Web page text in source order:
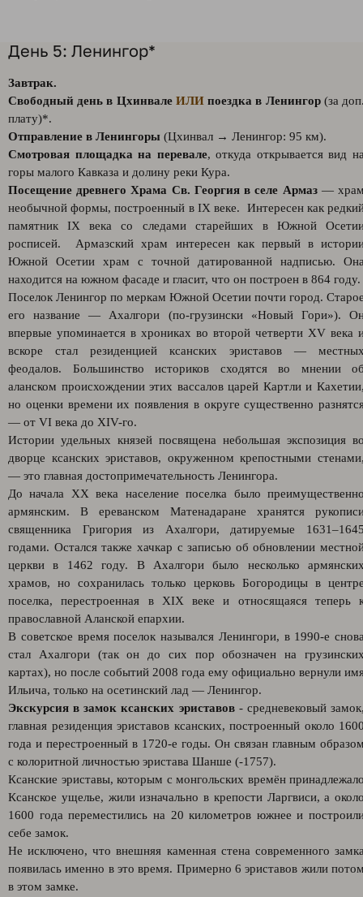
День 5: Ленингор*
Завтрак.
Свободный день в Цхинвале ИЛИпоездка в Ленингор(за
плату)*.
Отправление в Ленингоры (Цхинвал → Ленингор: 95 км).
Смотровая площадка на перевале, откуда открывается вид
горы малого Кавказа и долину реки Кура.
Посещение древнего Храма Св. Георгия в селе Армаз—
необычной формы, построенный в IX веке. Интересен как
памятник IX века со следами старейших в Южной
росписей. Армазский храм интересен как первый в
Южной Осетии храм с точной датированной надписью.
находится на южном фасаде и гласит, что он построен в 864 году.
Поселок Ленингор по меркам Южной Осетии почти город.
его название — Ахалгори (по-грузински «Новый Гори»).
впервые упоминается в хрониках во второй четверти XV века
вскоре стал резиденцией ксанских эриставов —
феодалов. Большинство историков сходятся во мнении
аланском происхождении этих вассалов царей Картли и
но оценки времени их появления в округе существенно
— от VI века до XIV-го.
Истории удельных князей посвящена небольшая экспозиция
дворце ксанских эриставов, окруженном крепостными
— это главная достопримечательность Ленингора.
До начала XX века население поселка было
армянским. В ереванском Матенадаране хранятся
священника Григория из Ахалгори, датируемые
годами. Остался также хачкар с записью об обновлении
церкви в 1462 году. В Ахалгори было несколько
храмов, но сохранилась только церковь Богородицы в
поселка, перестроенная в XIX веке и относящаяся теперь
православной Аланской епархии.
В советское время поселок назывался Ленингори, в 1990-е
стал Ахалгори (так он до сих пор обозначен на
картах), но после событий 2008 года ему официально вернули
Ильича, только на осетинский лад — Ленингор.
Экскурсия в замок ксанских эриставов- средневековый
главная резиденция эриставов ксанских, построенный около
года и перестроенный в 1720-е годы. Он связан главным
с колоритной личностью эристава Шанше (-1757).
Ксанские эриставы, которым с монгольских времён
Ксанское ущелье, жили изначально в крепости Ларгвиси, а
1600 года переместились на 20 километров южнее и
себе замок.
Не исключено, что внешняя каменная стена современного
появилась именно в это время. Примерно 6 эриставов жили
в этом замке.